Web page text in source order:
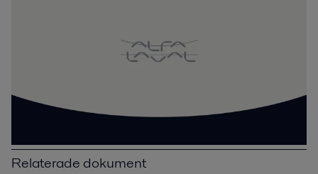
Relaterade dokument